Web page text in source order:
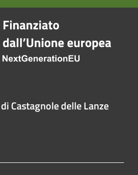
Castagnole delle Lanze